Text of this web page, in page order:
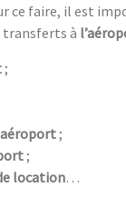
ce faire, il est
transferts à
;
;
;
location…